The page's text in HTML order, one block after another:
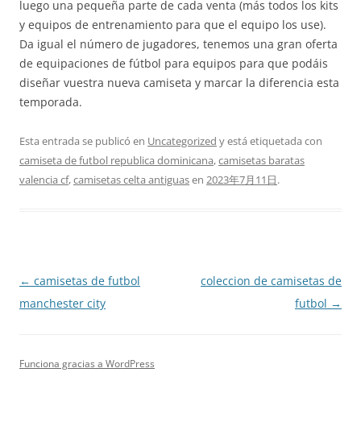
luego una pequeña parte de cada venta (más todos los kits
y equipos de entrenamiento para que el equipo los use).
Da igual el número de jugadores, tenemos una gran oferta
de equipaciones de fútbol para equipos para que podáis
diseñar vuestra nueva camiseta y marcar la diferencia esta
temporada.
Esta entrada se publicó en Uncategorized y está etiquetada con
camiseta de futbol republica dominicana,camisetas baratas
valencia cf,camisetas celta antiguasen 2023年7月11日.
Navegación
de
← camisetas de futbol
manchester city
coleccion de camisetas de
futbol →
Funciona gracias a WordPress